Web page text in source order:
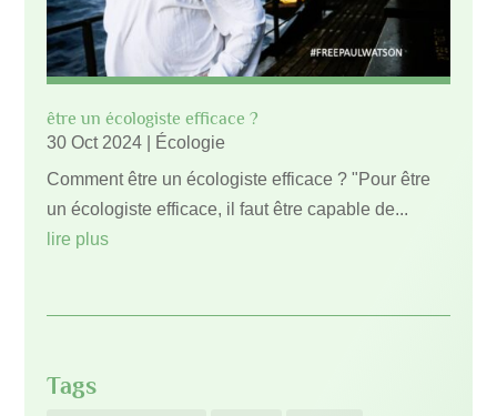
être un écologiste efficace ?
30 Oct 2024
Écologie
Comment être un écologiste efficace ? "Pour être
un écologiste efficace, il faut être capable de...
lire plus
Tags